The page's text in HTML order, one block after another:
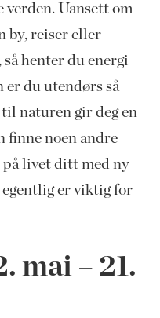
verden. Uansett om
by, reiser eller
henter du energi
er du utendørs så
naturen gir deg en
finne noen andre
på livet ditt med ny
er viktig for
mai – 21.